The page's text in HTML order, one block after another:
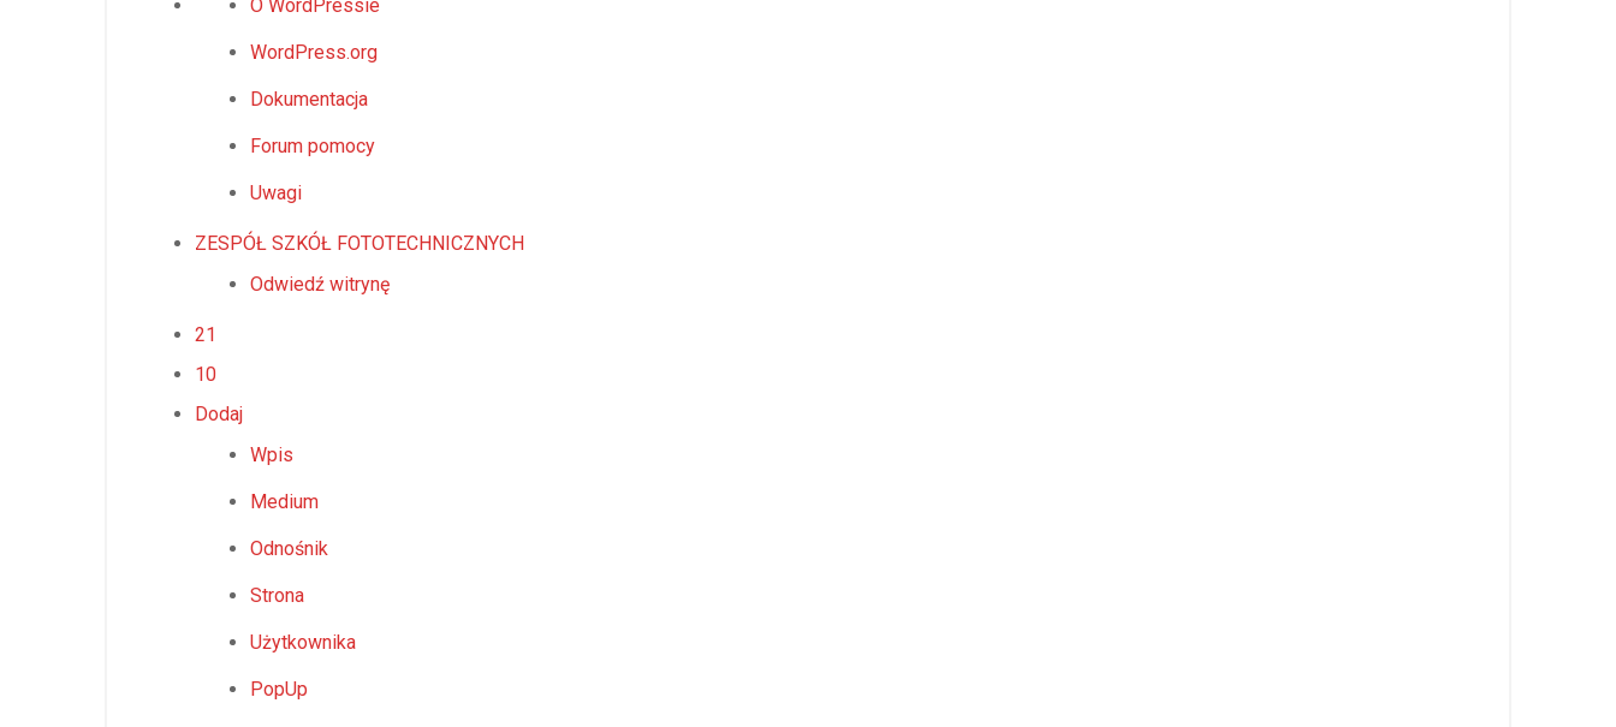
O WordPressie
WordPress.org
Dokumentacja
Forum pomocy
Uwagi
ZESPÓŁ SZKÓŁ FOTOTECHNICZNYCH
Odwiedź witrynę
21
aktualizacji
wtyczek,
aktualizacji
motywów
1010
komentarzy
moderację
Dodaj
Wpis
Medium
Odnośnik
Strona
Użytkownika
PopUp